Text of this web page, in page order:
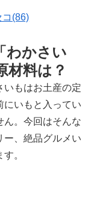
コ(86)
わかさい
材料は？
いもはお土産の定
にいもと入ってい
ん。今回はそんな
ー、絶品グルメい
。